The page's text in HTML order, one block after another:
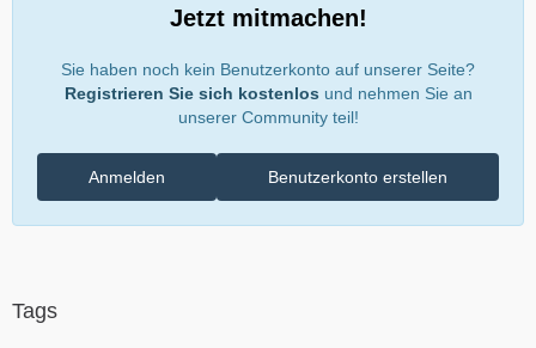
Jetzt mitmachen!
Sie haben noch kein Benutzerkonto auf unserer Seite?
Registrieren Sie sich kostenlos und nehmen Sie an
unserer Community teil!
Benutzerkonto erstellen
Anmelden
Tags